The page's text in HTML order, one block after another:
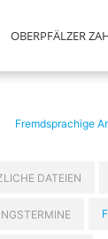
OBERPFÄLZER
Fremdsprachige
DATEIEN